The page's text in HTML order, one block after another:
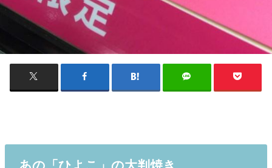
あの「ひよこ」の大判焼き